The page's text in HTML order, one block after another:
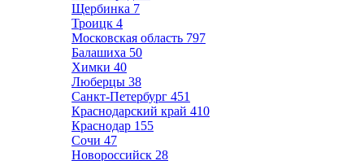
Щербинка 7
Троицк 4
Московская область 797
Балашиха 50
Химки 40
Люберцы 38
Санкт-Петербург 451
Краснодарский край 410
Краснодар 155
Сочи 47
Новороссийск 28